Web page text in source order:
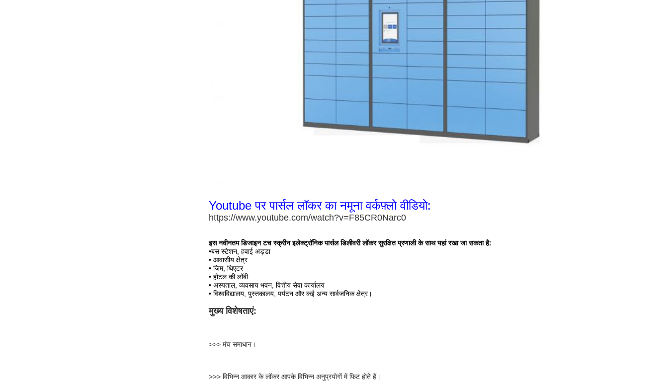
Youtube पर पार्सल लॉकर का नमूना वर्कफ़्लो वीडियो:
https://www.youtube.com/watch?v=F85CR0Narc0
इसनवीनतम डिजाइन टच स्क्रीन इलेक्ट्रॉनिक पार्सल डिलीवरी लॉकर सुरक्षित प्रणाली के साथ यहां रखा जा सकता है:
•बस स्टेशन, हवाई अड्डा
• आवासीय क्षेत्र
• जिम, थिएटर
• होटल की लॉबी
• अस्पताल, व्यवसाय भवन, वित्तीय सेवा कार्यालय
• विश्वविद्यालय, पुस्तकालय, पर्यटन और कई अन्य सार्वजनिक क्षेत्र।
मुख्य विशेषताएं:
>>> मंच समाधान।
>>> विभिन्न आकार के लॉकर आपके विभिन्न अनुप्रयोगों में फिट होते हैं।